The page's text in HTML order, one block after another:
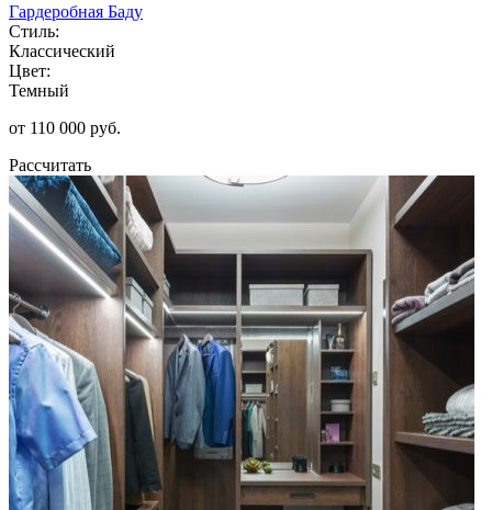
Гардеробная Баду
Стиль:
Классический
Цвет:
Темный
от 110 000 руб.
Рассчитать